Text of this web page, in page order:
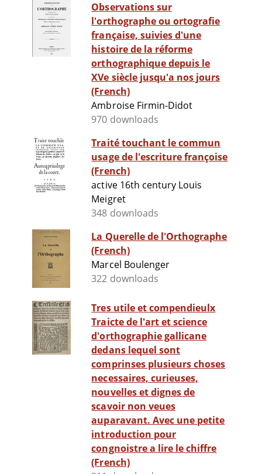
Observations sur
l'orthographe ou ortografie
française, suivies d'une
histoire de la réforme
orthographique depuis le
XVe siècle jusqu'a nos jours
(French)
Ambroise Firmin-Didot
970 downloads
Traité touchant le commun
usage de l'escriture françoise
(French)
active 16th century Louis
Meigret
348 downloads
La Querelle de l'Orthographe
(French)
Marcel Boulenger
322 downloads
Tres utile et compendieulx
Traicte de l'art et science
d'orthographie gallicane
dedans lequel sont
comprinses plusieurs choses
necessaires, curieuses,
nouvelles et dignes de
scavoir non veues
auparavant. Avec une petite
introduction pour
congnoistre a lire le chiffre
(French)